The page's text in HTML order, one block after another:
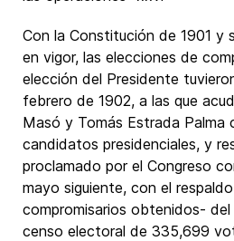
Con la Constitución de 1901 y
en vigor, las elecciones de
elección del Presidente
febrero de 1902, a las que
Masó y Tomás Estrada Palma
candidatos presidenciales, y
proclamado por el Congreso
mayo siguiente, con el
compromisarios obtenidos-
censo electoral de 335,699